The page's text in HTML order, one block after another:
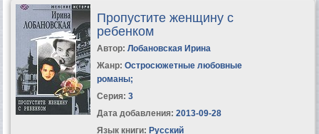
Пропустите женщину с
ребенком
Автор: Лобановская Ирина
Жанр: Остросюжетные любовные
романы;
Серия: 3
Дата добавления: 2013-09-28
Язык книги: Русский